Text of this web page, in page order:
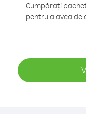
Cumpărați
pentru a avea de